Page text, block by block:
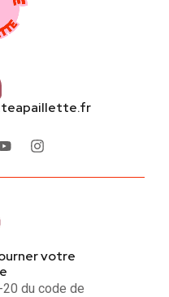
votre
du code de